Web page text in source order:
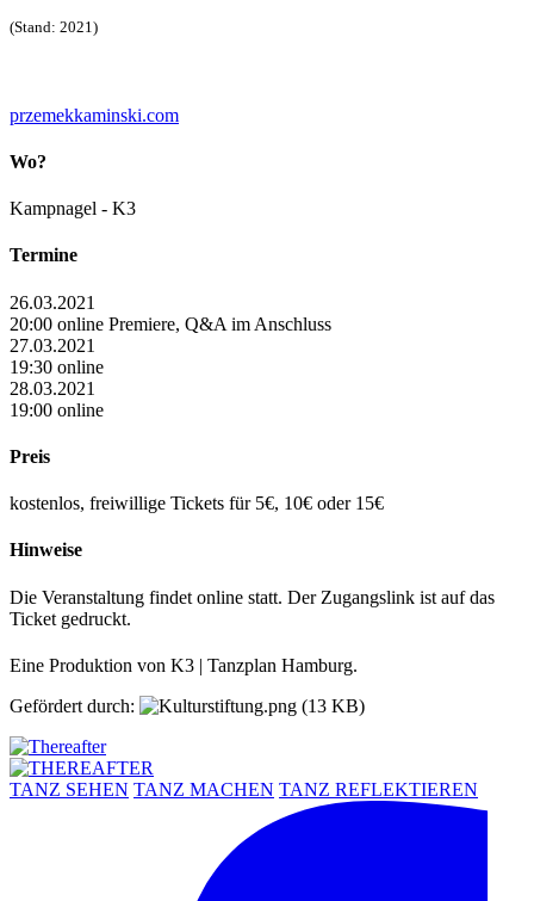
(Stand: 2021)
przemekkaminski.com
Wo?
Kampnagel - K3
Termine
26.03.2021
20:00 online Premiere, Q&A im Anschluss
27.03.2021
19:30 online
28.03.2021
19:00 online
Preis
kostenlos, freiwillige Tickets für 5€, 10€ oder 15€
Hinweise
Die Veranstaltung findet online statt. Der Zugangslink ist auf das
Ticket gedruckt.
Eine Produktion von K3 | Tanzplan Hamburg.
Gefördert durch:
TANZ SEHEN TANZ MACHEN TANZ REFLEKTIEREN